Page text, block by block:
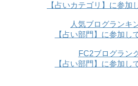
【占いカテゴリ】に参加
人気ブログランキ
【占い部門】に参加し
FC2ブログラン
【占い部門】に参加し